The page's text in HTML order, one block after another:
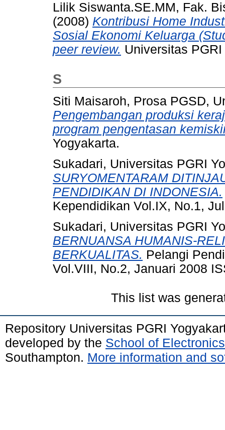
Lilik Siswanta.SE.MM, Fak.
(2008) Kontribusi Home
Sosial Ekonomi Keluarga
peer review. Universitas
S
Siti Maisaroh, Prosa PGSD,
Pengembangan produksi
program pengentasan
Yogyakarta.
Sukadari, Universitas PGRI
SURYOMENTARAM
PENDIDIKAN DI INDONESIA.
Kependidikan Vol.IX, No.1,
Sukadari, Universitas PGRI
BERNUANSA HUMANIS-
BERKUALITAS. Pelangi
Vol.VIII, No.2, Januari 2008
This list was
Repository Universitas PGRI
developed by the School of
Southampton. More information and